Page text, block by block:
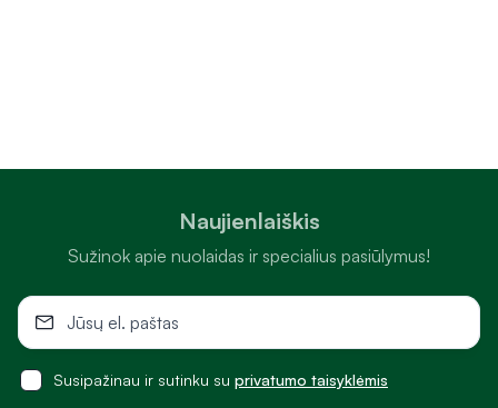
Naujienlaiškis
Sužinok apie nuolaidas ir specialius pasiūlymus!
Susipažinau ir sutinku su privatumo taisyklėmis